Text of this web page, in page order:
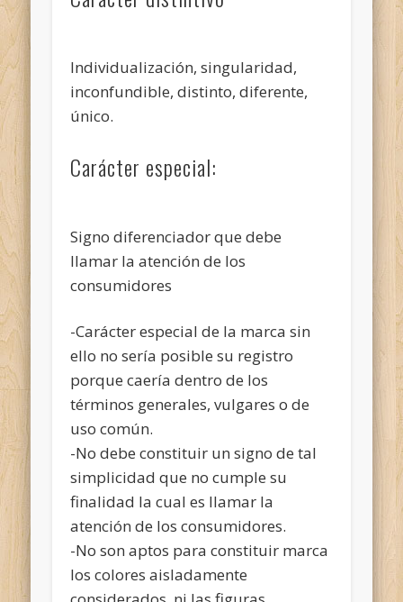
Individualización, singularidad,
inconfundible, distinto, diferente,
único.
Carácter especial:
Signo diferenciador que debe
llamar la atención de los
consumidores
-Carácter especial de la marca sin
ello no sería posible su registro
porque caería dentro de los
términos generales, vulgares o de
uso común.
-No debe constituir un signo de tal
simplicidad que no cumple su
finalidad la cual es llamar la
atención de los consumidores.
-No son aptos para constituir marca
los colores aisladamente